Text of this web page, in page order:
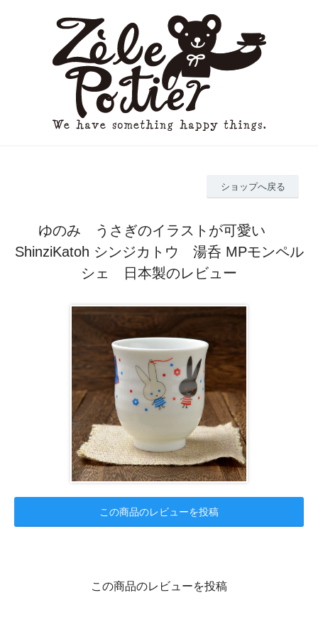
ショップへ戻る
ゆのみ うさぎのイラストが可愛い
ShinziKatoh シンジカトウ 湯呑 MPモンペル
シェ 日本製のレビュー
この商品のレビューを投稿
この商品のレビューを投稿